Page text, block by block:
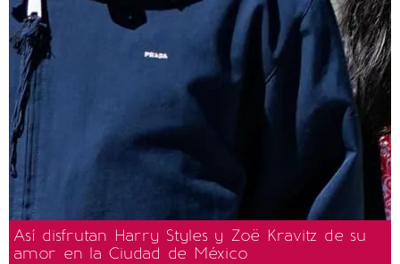
Así disfrutan Harry Styles y Zoë Kravitz de su
amor en la Ciudad de México